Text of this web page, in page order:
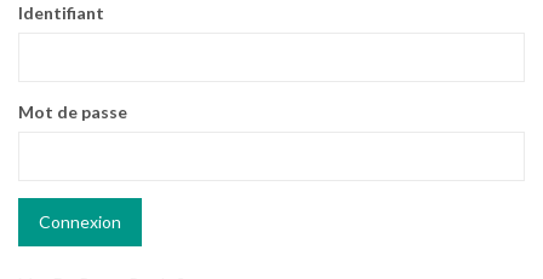
Identifiant
Mot de passe